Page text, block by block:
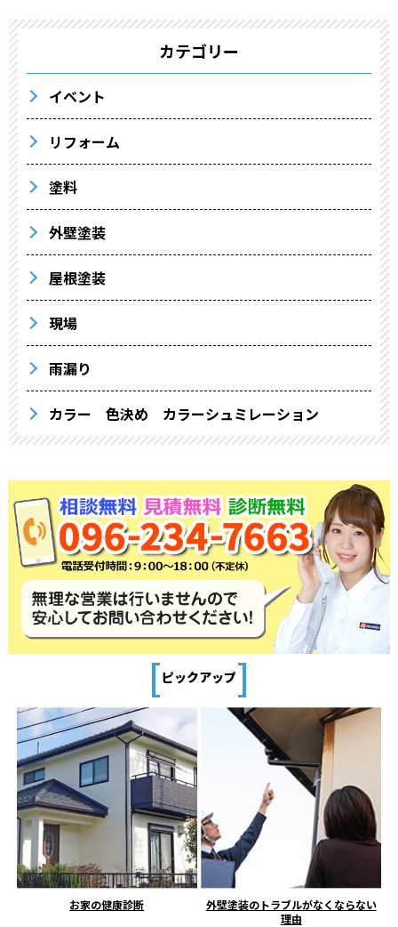
カテゴリー
イベント
リフォーム
塗料
外壁塗装
屋根塗装
現場
雨漏り
カラー 色決め カラーシュミレーション
[ピックアップ]
お家の健康診断
外壁塗装のトラブルがなくならない
理由